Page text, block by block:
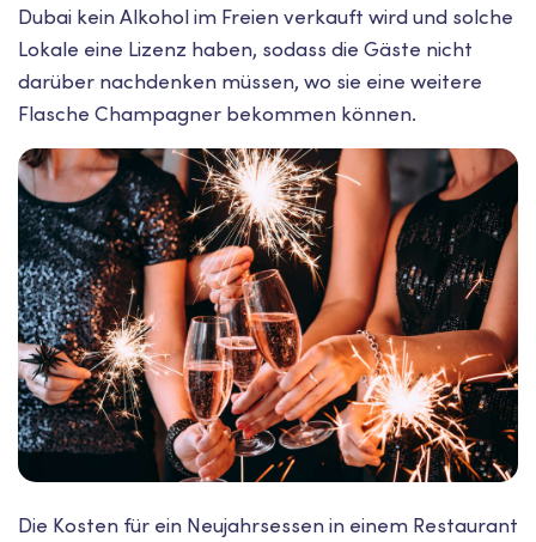
Dubai kein Alkohol im Freien verkauft wird und solche
Lokale eine Lizenz haben, sodass die Gäste nicht
darüber nachdenken müssen, wo sie eine weitere
Flasche Champagner bekommen können.
Die Kosten für ein Neujahrsessen in einem Restaurant